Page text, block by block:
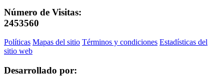
Número de Visitas:
2453560
Políticas Mapas del sitio Términos y condiciones Estadísticas del
sitio web
Desarrollado por: